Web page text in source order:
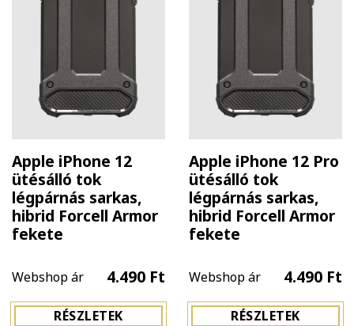
Apple iPhone 12
ütésálló tok
légpárnás sarkas,
hibrid Forcell Armor
fekete
Webshop ár 4.490 Ft
RÉSZLETEK
Apple iPhone 12 Pro
ütésálló tok
légpárnás sarkas,
hibrid Forcell Armor
fekete
Webshop ár 4.490 Ft
RÉSZLETEK